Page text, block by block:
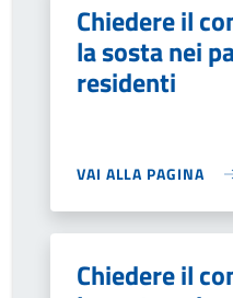
Chiedere il
la sosta nei
residenti
VAI ALLA PAGINA
Chiedere il